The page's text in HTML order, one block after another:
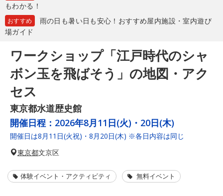
もわかる！
おすすめ
雨の日も暑い日も安心！おすすめ屋内施設・室内遊び
場ガイド
ワークショップ「江戸時代のシャ
ボン玉を飛ばそう」の地図・アク
セス
東京都水道歴史館
開催日程： 2026年8月11日(火)・20日(木)
開催日は8月11日(火祝)・8月20日(木) ※各日内容は同じ
東京都文京区
体験イベント・アクティビティ 無料イベント